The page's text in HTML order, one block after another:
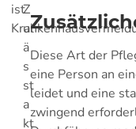
istZ
ul
ä
s
st
a
kt
Diese Art der
eine Person an
leidet und eine
zwingend